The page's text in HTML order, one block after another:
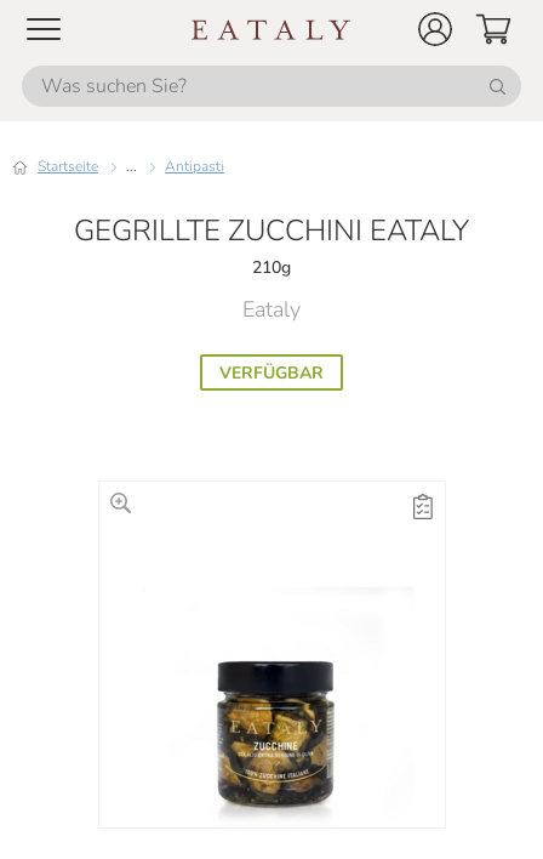
Startseite ... Antipasti
GEGRILLTE ZUCCHINI EATALY
210g
Eataly
VERFÜGBAR